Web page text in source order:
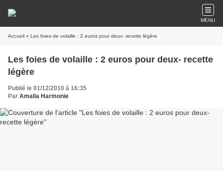
MENU
Accueil » Les foies de volaille : 2 euros pour deux- recette légère
Les foies de volaille : 2 euros pour deux- recette
légère
Publié le 01/12/2010 à 16:35
Par Amalia Harmonie